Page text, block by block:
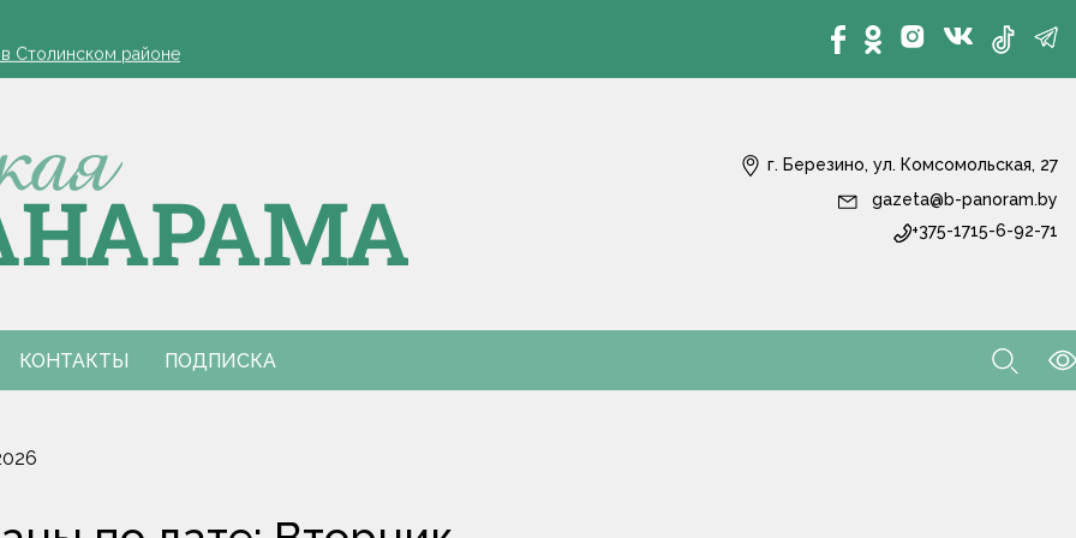
обязательна
Столинском районе
и предложил ускорить реализацию договоренностей
работодателей напомнили в Минтруда
намолот в тысячу тонн зерна
обязательна
Столинском районе
и предложил ускорить реализацию договоренностей
работодателей напомнили в Минтруда
намолот в тысячу тонн зерна
г. Березино, ул. Комсомольская, 27
gazeta@b-panoram.by
+375-1715-6-92-71
КОНТАКТЫ ПОДПИСКА